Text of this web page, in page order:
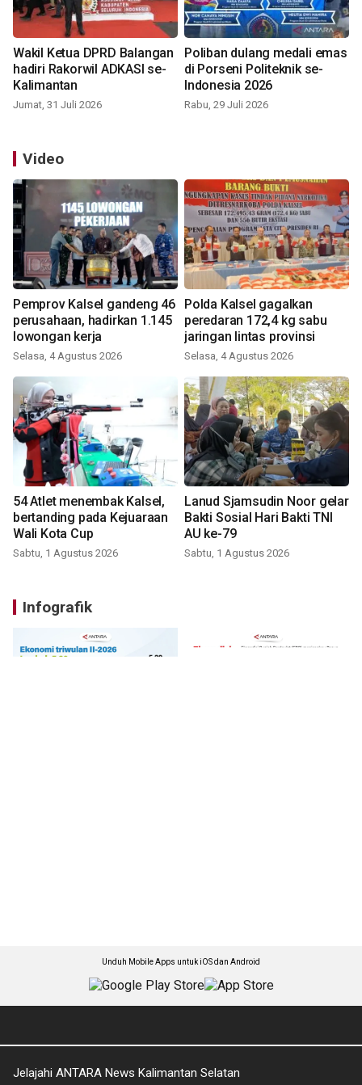
Wakil Ketua DPRD Balangan
hadiri Rakorwil ADKASI se-
Kalimantan
Jumat, 31 Juli 2026
Poliban dulang medali emas
di Porseni Politeknik se-
Indonesia 2026
Rabu, 29 Juli 2026
Video
Pemprov Kalsel gandeng 46
perusahaan, hadirkan 1.145
lowongan kerja
Selasa, 4 Agustus 2026
Polda Kalsel gagalkan
peredaran 172,4 kg sabu
jaringan lintas provinsi
Selasa, 4 Agustus 2026
54 Atlet menembak Kalsel,
bertanding pada Kejuaraan
Wali Kota Cup
Sabtu, 1 Agustus 2026
Lanud Sjamsudin Noor gelar
Bakti Sosial Hari Bakti TNI
AU ke-79
Sabtu, 1 Agustus 2026
Infografik
Unduh Mobile Apps untuk iOS dan Android
Jelajahi ANTARA News Kalimantan Selatan